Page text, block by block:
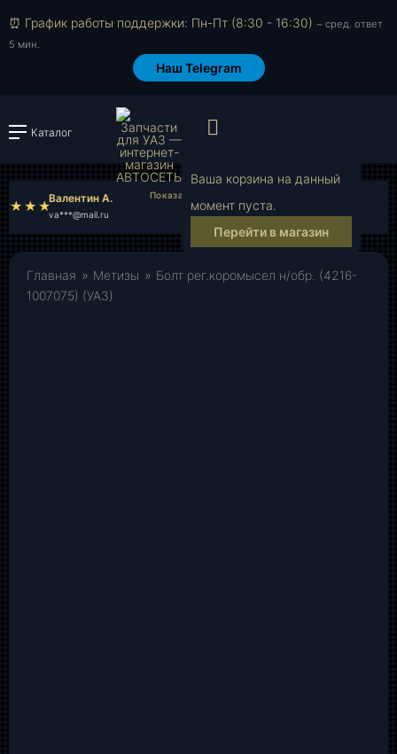
⏰ График работы поддержки: Пн-Пт (8:30 - 16:30) ~ сред. ответ
5 мин.
Наш Telegram
Каталог Войти или
Ваша корзина на данный
момент пуста.
Перейти в магазин
Валентин А.
va***@mail.ru ol***@mail.ru
Главная » Метизы » Болт рег.коромысел н/обр. (4216-
1007075) (УАЗ)